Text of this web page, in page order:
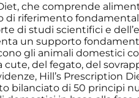
che comprende
di riferimento
di studi scientifici e
un supporto
gli animali domestici
del fegato, del
Hill’s Prescription
bilanciato di 50 principi